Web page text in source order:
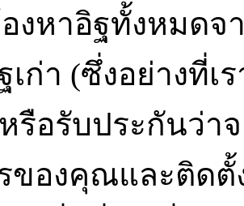
งหาอิฐทั้งหมด
เก่า (ซึ่งอย่างที่
อรับประกันว่า
ของคุณและติดตั้